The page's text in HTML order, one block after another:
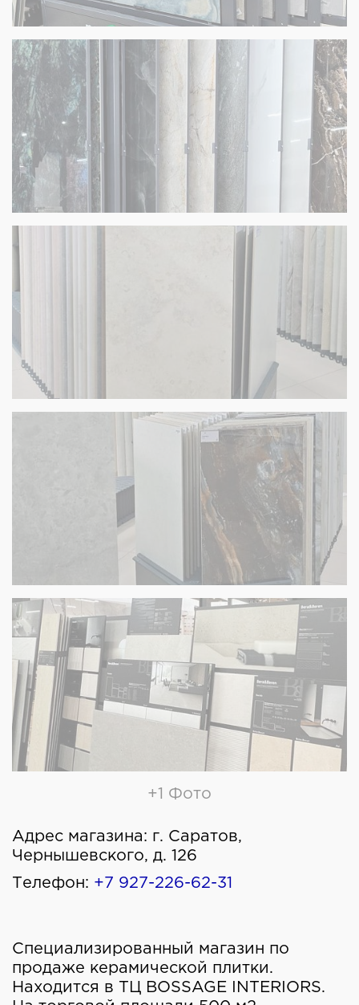
+1 Фото
Адрес магазина: г. Саратов,
Чернышевского, д. 126
Телефон: +7 927-226-62-31
Специализированный магазин по
продаже керамической плитки.
Находится в ТЦ BOSSAGE INTERIORS.